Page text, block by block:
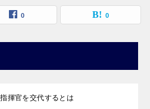
0 0
揮官を交代するとは